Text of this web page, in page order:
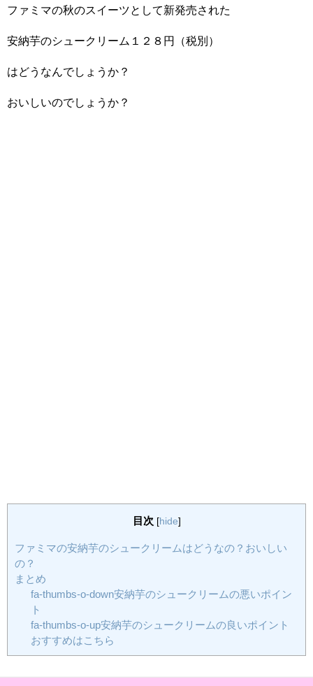
ファミマの秋のスイーツとして新発売された
安納芋のシュークリーム１２８円（税別）
はどうなんでしょうか？
おいしいのでしょうか？
目次 [hide]
ファミマの安納芋のシュークリームはどうなの？おいしい
の？
まとめ
fa-thumbs-o-down安納芋のシュークリームの悪いポイン
ト
fa-thumbs-o-up安納芋のシュークリームの良いポイント
おすすめはこちら